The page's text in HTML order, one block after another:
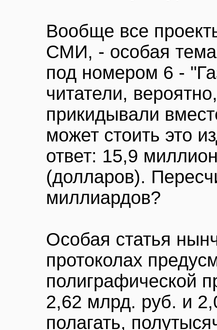
Вообще все
СМИ, - особая
под номером 6 -
читатели,
прикидывали
может стоить это
ответ: 15,9
(долларов).
миллиардов?
Особая статья
протоколах
полиграфической
2,62 млрд. руб. и
полагать,